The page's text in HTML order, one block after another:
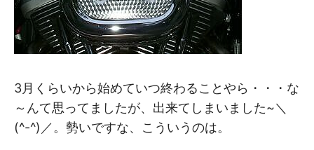
3月くらいから始めていつ終わることやら・・・な
～んて思ってましたが、出来てしまいました~＼
(^-^)／。勢いですな、こういうのは。